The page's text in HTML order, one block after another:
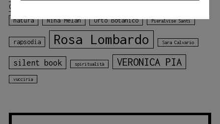
Colace
natura Nina Melan Orto Botanico Pieralvise Santi
rapsodia Rosa Lombardo Sara Calvario
silent book spiritualità VERONICA PIA
vucciria